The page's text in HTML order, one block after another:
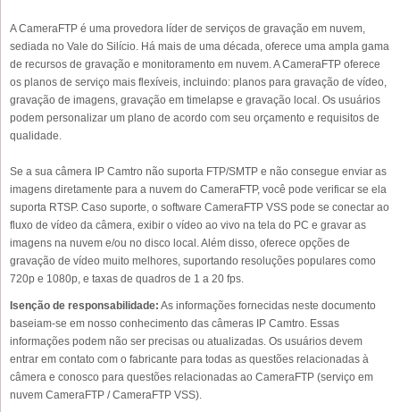
A CameraFTP é uma provedora líder de serviços de gravação em nuvem,
sediada no Vale do Silício. Há mais de uma década, oferece uma ampla gama
de recursos de gravação e monitoramento em nuvem. A CameraFTP oferece
os planos de serviço mais flexíveis, incluindo: planos para gravação de vídeo,
gravação de imagens, gravação em timelapse e gravação local. Os usuários
podem personalizar um plano de acordo com seu orçamento e requisitos de
qualidade.
Se a sua câmera IP Camtro não suporta FTP/SMTP e não consegue enviar as
imagens diretamente para a nuvem do CameraFTP, você pode verificar se ela
suporta RTSP. Caso suporte, o software CameraFTP VSS pode se conectar ao
fluxo de vídeo da câmera, exibir o vídeo ao vivo na tela do PC e gravar as
imagens na nuvem e/ou no disco local. Além disso, oferece opções de
gravação de vídeo muito melhores, suportando resoluções populares como
720p e 1080p, e taxas de quadros de 1 a 20 fps.
Isenção de responsabilidade: As informações fornecidas neste documento
baseiam-se em nosso conhecimento das câmeras IP Camtro. Essas
informações podem não ser precisas ou atualizadas. Os usuários devem
entrar em contato com o fabricante para todas as questões relacionadas à
câmera e conosco para questões relacionadas ao CameraFTP (serviço em
nuvem CameraFTP / CameraFTP VSS).